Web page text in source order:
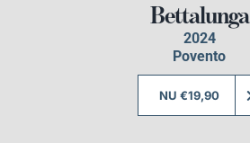
Bettalunga
2024
Povento
NU €19,90